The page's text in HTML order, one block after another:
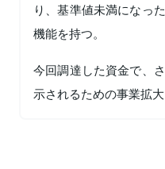
り、基準値未満になっ
機能を持つ。
今回調達した資金で、
示されるための事業拡大